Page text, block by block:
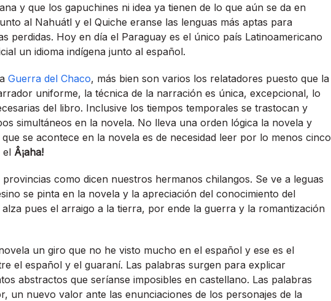
y que los gapuchines ni idea ya tienen de lo que aún se da en
al Nahuátl y el Quiche eranse las lenguas más aptas para
perdidas. Hoy en dí­a el Paraguay es el único paí­s Latinoamericano
un idioma indí­gena junto al español.
Guerra del Chaco, más bien son varios los relatadores puesto que la
uniforme, la técnica de la narración es única, excepcional, lo
del libro. Inclusive los tiempos temporales se trastocan y
simultáneos en la novela. No lleva una orden lógica la novela y
se acontece en la novela es de necesidad leer por lo menos cinco
el Â¡aha!
como dicen nuestros hermanos chilangos. Se ve a leguas
se pinta en la novela y la apreciación del conocimiento del
pues el arraigo a la tierra, por ende la guerra y la romantización
un giro que no he visto mucho en el español y ese es el
el español y el guaraní­. Las palabras surgen para explicar
abstractos que serí­anse imposibles en castellano. Las palabras
un nuevo valor ante las enunciaciones de los personajes de la